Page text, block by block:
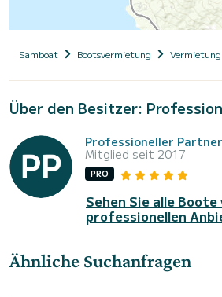
Samboat Bootsvermietung
Über den Besitzer:
Professioneller Partner
Mitglied seit 2017
PRO
Sehen Sie alle Boote
professionellen
Ähnliche Suchanfragen